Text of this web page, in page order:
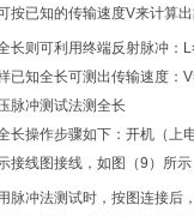
按已知的传输速度V来计算
长则可利用终端反射脉冲：
已知全长可测出传输速度：
脉冲测试法测全长
长操作步骤如下：开机（上
接线图接线，如图（9）所
脉冲法测试时，按图连接后